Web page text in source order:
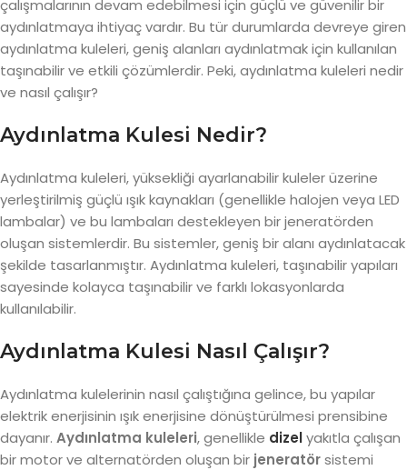
çalışmalarının devam edebilmesi için güçlü ve güvenilir bir
aydınlatmaya ihtiyaç vardır. Bu tür durumlarda devreye giren
aydınlatma kuleleri, geniş alanları aydınlatmak için kullanılan
taşınabilir ve etkili çözümlerdir. Peki, aydınlatma kuleleri nedir
ve nasıl çalışır?
Aydınlatma Kulesi Nedir?
Aydınlatma kuleleri, yüksekliği ayarlanabilir kuleler üzerine
yerleştirilmiş güçlü ışık kaynakları (genellikle halojen veya LED
lambalar) ve bu lambaları destekleyen bir jeneratörden
oluşan sistemlerdir. Bu sistemler, geniş bir alanı aydınlatacak
şekilde tasarlanmıştır. Aydınlatma kuleleri, taşınabilir yapıları
sayesinde kolayca taşınabilir ve farklı lokasyonlarda
kullanılabilir.
Aydınlatma Kulesi Nasıl Çalışır?
Aydınlatma kulelerinin nasıl çalıştığına gelince, bu yapılar
elektrik enerjisinin ışık enerjisine dönüştürülmesi prensibine
dayanır. Aydınlatma kuleleri, genellikle dizelyakıtla çalışan
bir motor ve alternatörden oluşan bir jeneratörsistemi